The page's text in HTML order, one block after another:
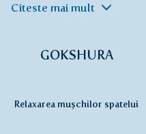
Citeste mai mult
GOKSHURA
Relaxarea mușchilor spatelui